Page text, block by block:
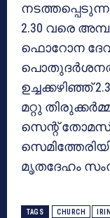
2.30 വരെ
ഫൊറോന
ഉച്ചക്കഴിഞ്ഞ്
മറ്റു
സെന്റ്
മൃതദേഹം
TAGS CHURCH